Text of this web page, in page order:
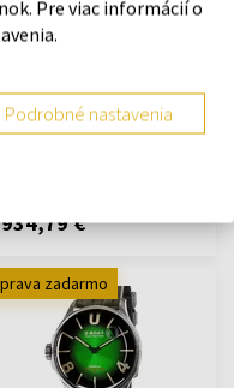
Boat 8841 Capsoil
10ATM
Hodinky - Muži
€
zadarmo
Pre viac informácií o
Podrobné nastavenia